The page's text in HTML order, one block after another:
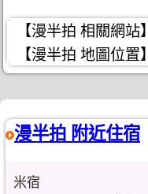
【漫半拍 相關網站】
【漫半拍 地圖位置】
漫半拍 附近住宿
米宿